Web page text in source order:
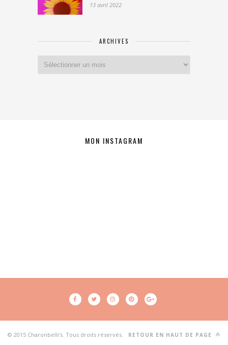
13 avril 2022
ARCHIVES
MON INSTAGRAM
© 2015 Charonbelli's. Tous droits réservés. RETOUR EN HAUT DE PAGE